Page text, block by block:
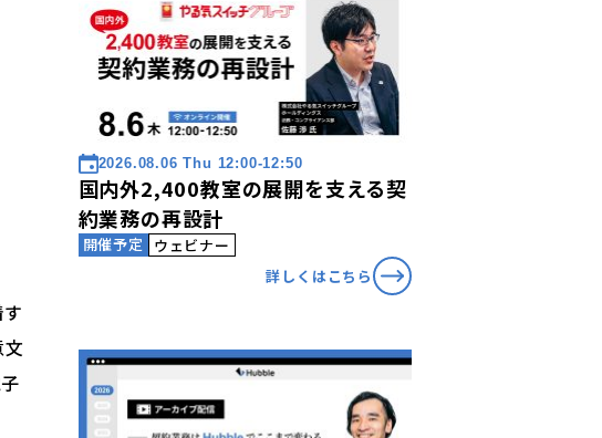
2026.08.06 Thu 12:00-12:50
国内外2,400教室の展開を支える契
約業務の再設計
開催予定
ウェビナー
詳しくはこちら